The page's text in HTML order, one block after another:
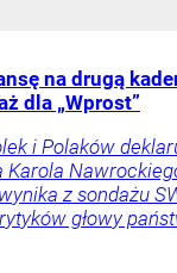
na drugą
dla „Wprost”
i Polaków
Karola
z sondażu
głowy